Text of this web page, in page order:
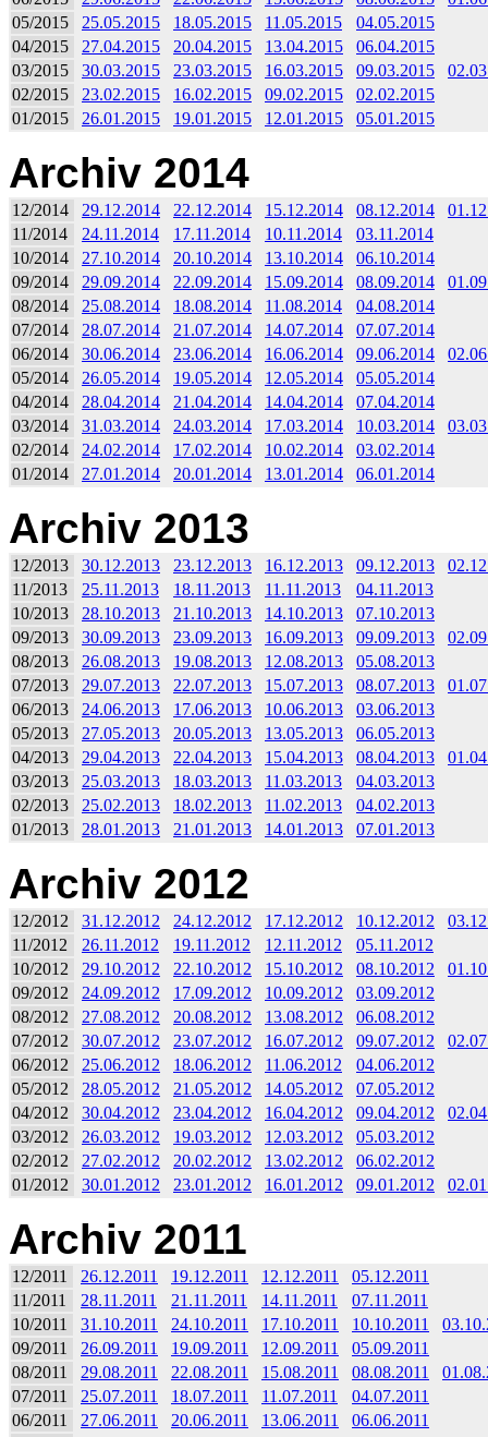
05/2015
25.05.2015 18.05.2015 11.05.2015
04.05.2015
04/2015
27.04.2015 20.04.2015 13.04.2015
06.04.2015
03/2015
30.03.2015 23.03.2015 16.03.2015 09.03.2015
02/2015
23.02.2015 16.02.2015 09.02.2015
02.02.2015
01/2015
26.01.2015 19.01.2015 12.01.2015 05.01.2015
Archiv 2014
12/2014 29.12.2014 22.12.2014 15.12.2014 08.12.2014
11/2014
24.11.2014 17.11.2014 10.11.2014
03.11.2014
10/2014
27.10.2014 20.10.2014 13.10.2014
06.10.2014
09/2014
29.09.2014 22.09.2014 15.09.2014 08.09.2014
08/2014
25.08.2014 18.08.2014 11.08.2014
04.08.2014
07/2014
28.07.2014 21.07.2014 14.07.2014
07.07.2014
06/2014
30.06.2014 23.06.2014 16.06.2014 09.06.2014
05/2014
26.05.2014 19.05.2014 12.05.2014
05.05.2014
04/2014
28.04.2014 21.04.2014 14.04.2014
07.04.2014
03/2014
31.03.2014 24.03.2014 17.03.2014 10.03.2014
02/2014
24.02.2014 17.02.2014 10.02.2014
03.02.2014
01/2014
27.01.2014 20.01.2014 13.01.2014 06.01.2014
Archiv 2013
12/2013 30.12.2013 23.12.2013 16.12.2013 09.12.2013
11/2013
25.11.2013 18.11.2013 11.11.2013
04.11.2013
10/2013
28.10.2013 21.10.2013 14.10.2013
07.10.2013
09/2013
30.09.2013 23.09.2013 16.09.2013 09.09.2013
08/2013
26.08.2013 19.08.2013 12.08.2013
05.08.2013
07/2013
29.07.2013 22.07.2013 15.07.2013 08.07.2013
06/2013
24.06.2013 17.06.2013 10.06.2013
03.06.2013
05/2013
27.05.2013 20.05.2013 13.05.2013
06.05.2013
04/2013
29.04.2013 22.04.2013 15.04.2013 08.04.2013
03/2013
25.03.2013 18.03.2013 11.03.2013
04.03.2013
02/2013
25.02.2013 18.02.2013 11.02.2013
04.02.2013
01/2013
28.01.2013 21.01.2013 14.01.2013 07.01.2013
Archiv 2012
12/2012 31.12.2012 24.12.2012 17.12.2012 10.12.2012
11/2012
26.11.2012 19.11.2012 12.11.2012
05.11.2012
10/2012
29.10.2012 22.10.2012 15.10.2012 08.10.2012
09/2012
24.09.2012 17.09.2012 10.09.2012
03.09.2012
08/2012
27.08.2012 20.08.2012 13.08.2012
06.08.2012
07/2012
30.07.2012 23.07.2012 16.07.2012 09.07.2012
06/2012
25.06.2012 18.06.2012 11.06.2012
04.06.2012
05/2012
28.05.2012 21.05.2012 14.05.2012
07.05.2012
04/2012
30.04.2012 23.04.2012 16.04.2012 09.04.2012
03/2012
26.03.2012 19.03.2012 12.03.2012
05.03.2012
02/2012
27.02.2012 20.02.2012 13.02.2012
06.02.2012
01/2012
30.01.2012 23.01.2012 16.01.2012 09.01.2012
Archiv 2011
12/2011 26.12.2011 19.12.2011 12.12.2011
05.12.2011
11/2011
28.11.2011 21.11.2011 14.11.2011
07.11.2011
10/2011
31.10.2011 24.10.2011 17.10.2011 10.10.2011
09/2011
26.09.2011 19.09.2011 12.09.2011
05.09.2011
08/2011
29.08.2011 22.08.2011 15.08.2011 08.08.2011
07/2011
25.07.2011 18.07.2011 11.07.2011
04.07.2011
06/2011
27.06.2011 20.06.2011 13.06.2011
06.06.2011